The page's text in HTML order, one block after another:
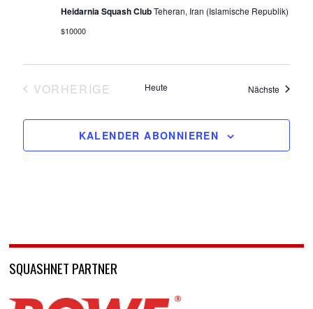
Heidarnia Squash ClubTeheran, Iran (Islamische Republik)
$10000
VORHERIGE
Heute Nächste
KALENDER ABONNIEREN
SQUASHNET PARTNER